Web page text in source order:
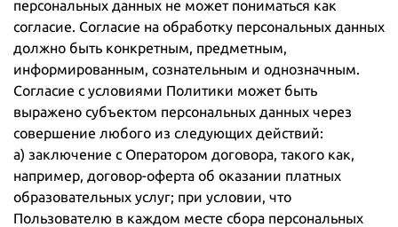
персональных данных не может пониматься как
согласие. Согласие на обработку персональных данных
должно быть конкретным, предметным,
информированным, сознательным и однозначным.
Согласие с условиями Политики может быть
выражено субъектом персональных данных через
совершение любого из следующих действий:
а) заключение с Оператором договора, такого как,
например, договор-оферта об оказании платных
образовательных услуг; при условии, что
Пользователю в каждом месте сбора персональных